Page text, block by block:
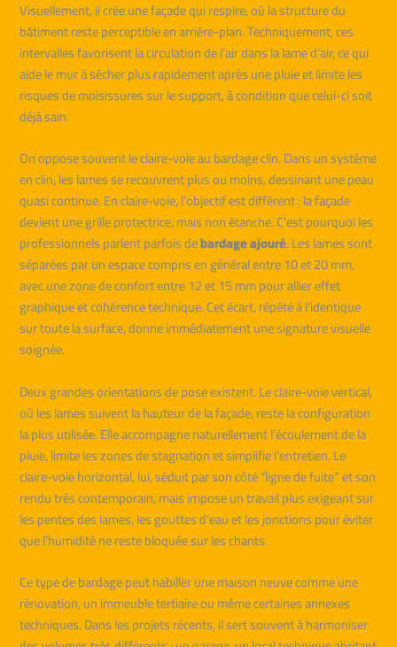
Visuellement, il crée une façade qui respire, où la structure du
bâtiment reste perceptible en arrière-plan. Techniquement, ces
intervalles favorisent la circulation de l’air dans la lame d’air, ce qui
aide le mur à sécher plus rapidement après une pluie et limite les
risques de moisissures sur le support, à condition que celui-ci soit
déjà sain.
On oppose souvent le claire-voie au bardage clin. Dans un système
en clin, les lames se recouvrent plus ou moins, dessinant une peau
quasi continue. En claire-voie, l’objectif est différent : la façade
devient une grille protectrice, mais non étanche. C’est pourquoi les
professionnels parlent parfois debardage ajouré. Les lames sont
séparées par un espace compris en général entre 10 et 20 mm,
avec une zone de confort entre 12 et 15 mm pour allier effet
graphique et cohérence technique. Cet écart, répété à l’identique
sur toute la surface, donne immédiatement une signature visuelle
soignée.
Deux grandes orientations de pose existent. Le claire-voie vertical,
où les lames suivent la hauteur de la façade, reste la configuration
la plus utilisée. Elle accompagne naturellement l’écoulement de la
pluie, limite les zones de stagnation et simplifie l’entretien. Le
claire-voie horizontal, lui, séduit par son côté “ligne de fuite” et son
rendu très contemporain, mais impose un travail plus exigeant sur
les pentes des lames, les gouttes d’eau et les jonctions pour éviter
que l’humidité ne reste bloquée sur les chants.
Ce type de bardage peut habiller une maison neuve comme une
rénovation, un immeuble tertiaire ou même certaines annexes
techniques. Dans les projets récents, il sert souvent à harmoniser